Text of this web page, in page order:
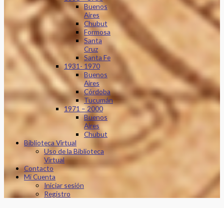
Buenos
Aires
Chubut
Formosa
Santa
Cruz
Santa Fe
1931- 1970
Buenos
Aires
Córdoba
Tucumán
1971 – 2000
Buenos
Aires
Chubut
Biblioteca Virtual
Uso de la Biblioteca
Virtual
Contacto
Mi Cuenta
Iniciar sesión
Registro